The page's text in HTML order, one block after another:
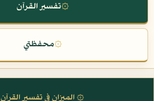
۞تفسير القرآن
۞محفظتي
۞ الميزان في تفسير القرآن